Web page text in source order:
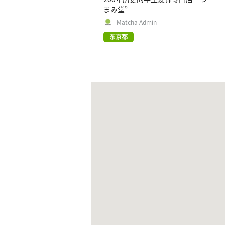
まみ堂”
Matcha Admin
东京都